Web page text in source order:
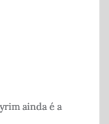
ainda é a